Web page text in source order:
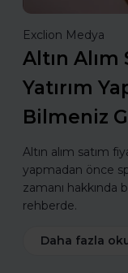
Exclion Medya
Altın Alım
Yatırım
Bilmeniz
Altın alım satım
yapmadan önce
zamanı
rehberde.
Daha fazla